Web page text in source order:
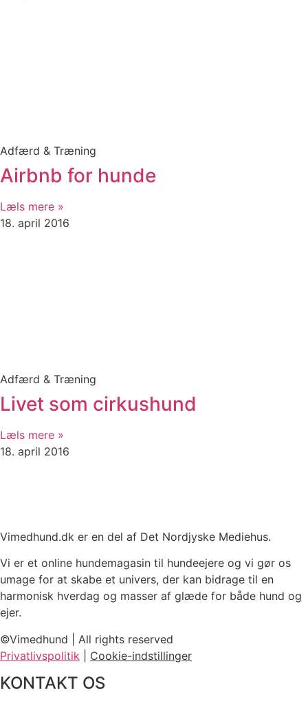
Adfærd & Træning
Airbnb for hunde
Læls mere »
18. april 2016
Adfærd & Træning
Livet som cirkushund
Læls mere »
18. april 2016
Vimedhund.dk er en del af Det Nordjyske Mediehus.
Vi er et online hundemagasin til hundeejere og vi gør os
umage for at skabe et univers, der kan bidrage til en
harmonisk hverdag og masser af glæde for både hund og
ejer.
©Vimedhund | All rights reserved
Privatlivspolitik
Cookie-indstillinger
KONTAKT OS